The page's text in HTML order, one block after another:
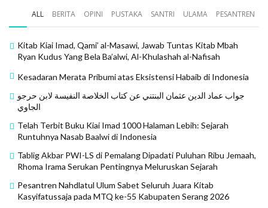
مَنْ صَامَ يَوْمًا مِنْ أَشْهُرِ اللّٰهِ الْحُرُمِ كَانَ لَهُ بِكُلِّ يَوْمٍ ثَلَاثُونَ يَوْمًا
bulan-bulan yang dimuliakan (Dzulqa’dah, Dzulhijjah,
Muharram, dan Rajab), maka ia akan mendapat pahala
puasa 30 hari”.
Imam al-Nawawi dalam kitabnya Syarah Muslim (hlm:
وفي سنن ابي داود ان رسول الله ندب الى الصيام من الاشهر
ALL BERITA OPINI PUSTAKA SANTRI ULAMA PESANTREN
Kitab Kiai Imad, Qami’ al-Masawi, Jawab Tuntas Kitab Mbah
Ryan Kudus Yang Bela Ba’alwi, Al-Khulashah al-Nafisah
Kesadaran Merata Pribumi atas Eksistensi Habaib di Indonesia
جواب عماد الدين عثمان البنتني عن كتاب الخلاصة النفيسة لابن حرجو
الجاوي
Telah Terbit Buku Kiai Imad 1000 Halaman Lebih: Sejarah
Runtuhnya Nasab Baalwi di Indonesia
Tablig Akbar PWI-LS di Pemalang Dipadati Puluhan Ribu Jemaah,
Rhoma Irama Serukan Pentingnya Meluruskan Sejarah
Pesantren Nahdlatul Ulum Sabet Seluruh Juara Kitab
Kasyifatussaja pada MTQ ke-55 Kabupaten Serang 2026